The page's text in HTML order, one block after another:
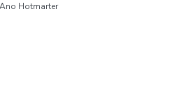
Hotmarter